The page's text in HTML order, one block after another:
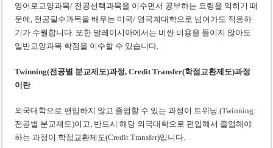
영어로교양과목/ 전공선택과목을 이수면서 공부하는 요령을 익히기 때
문에, 전공필수과목을 배우는 미국/ 영국계대학으로 넘어가도 적응하
기가 수월합니다. 또한 말레이시아에서는 비싼 비용을 들이지 않아도
일반교양과목 학점을 이수할 수 있습니다.
Twinning(전공별 분교제도)과정,Credit Transfer(학점교환제도)과정
이란
외국대학으로 편입하지 않고 졸업할 수 있는 과정이 트위닝 (Twinning:
전공별 분교제도)이고, 반드시 해당 외국대학으로 편입해서 졸업해야
하는 과정이 학점교환제도(Credit Transfer)입니다.